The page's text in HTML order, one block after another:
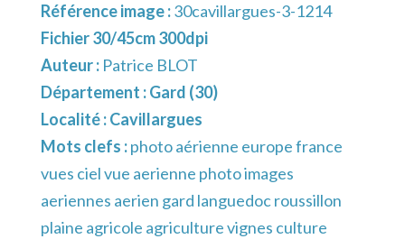
Référence image :30cavillargues-3-1214
Fichier 30/45cm 300dpi
Auteur : Patrice BLOT
Département :Gard (30)
Localité :Cavillargues
Mots clefs :photo aérienne europe france
vues ciel vue aerienne photo images
aeriennes aerien gard languedoc roussillon
plaine agricole agriculture vignes culture